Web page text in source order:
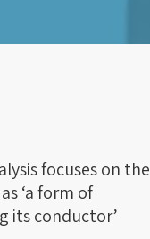
focuses on the
‘a form of
its conductor’